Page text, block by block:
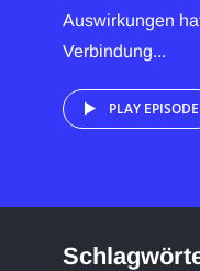
Auswirkungen
Verbindung...
PLAY EPISODE